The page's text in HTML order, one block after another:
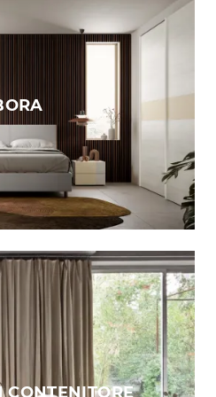
CONTENITORE